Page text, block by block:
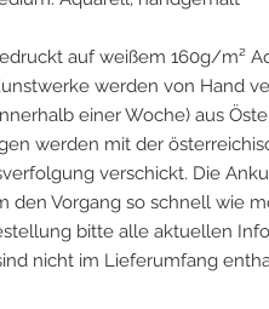
auf weißem 160g/m²
werden von Hand
einer Woche) aus
werden mit der
verschickt. Die
den Vorgang so schnell wie
bitte alle aktuellen
nicht im Lieferumfang